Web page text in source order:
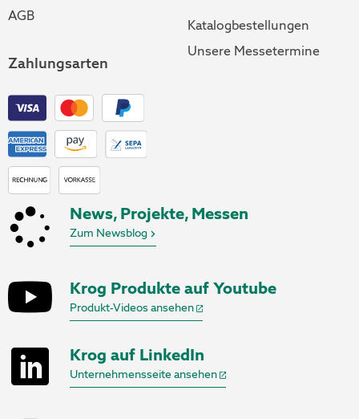
AGB
Zahlungsarten
Katalogbestellungen
Unsere Messetermine
News, Projekte, Messen
Zum Newsblog
Krog Produkte auf Youtube
Produkt-Videos ansehen
Krog auf LinkedIn
Unternehmensseite ansehen